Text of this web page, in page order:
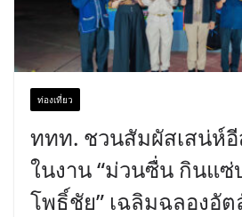
ท่องเที่ยว
ททท. ชวนสัมผัสเสน่ห์
ในงาน “ม่วนซื่น กินแซ่
โพธิ์ชัย” เฉลิมฉลองอั